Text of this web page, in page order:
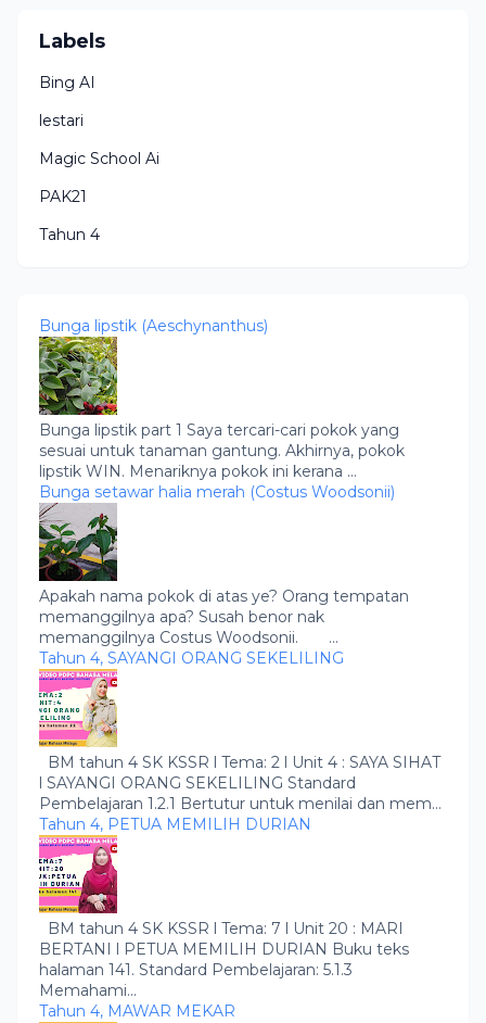
Labels
Bing AI
lestari
Magic School Ai
PAK21
Tahun 4
Bunga lipstik (Aeschynanthus)
Bunga lipstik part 1 Saya tercari-cari pokok yang
sesuai untuk tanaman gantung. Akhirnya, pokok
lipstik WIN. Menariknya pokok ini kerana ...
Bunga setawar halia merah (Costus Woodsonii)
Apakah nama pokok di atas ye? Orang tempatan
memanggilnya apa? Susah benor nak
memanggilnya Costus Woodsonii. ...
Tahun 4, SAYANGI ORANG SEKELILING
BM tahun 4 SK KSSR l Tema: 2 l Unit 4 : SAYA SIHAT
l SAYANGI ORANG SEKELILING Standard
Pembelajaran 1.2.1 Bertutur untuk menilai dan mem...
Tahun 4, PETUA MEMILIH DURIAN
BM tahun 4 SK KSSR l Tema: 7 l Unit 20 : MARI
BERTANI l PETUA MEMILIH DURIAN Buku teks
halaman 141. Standard Pembelajaran: 5.1.3
Memahami...
Tahun 4, MAWAR MEKAR